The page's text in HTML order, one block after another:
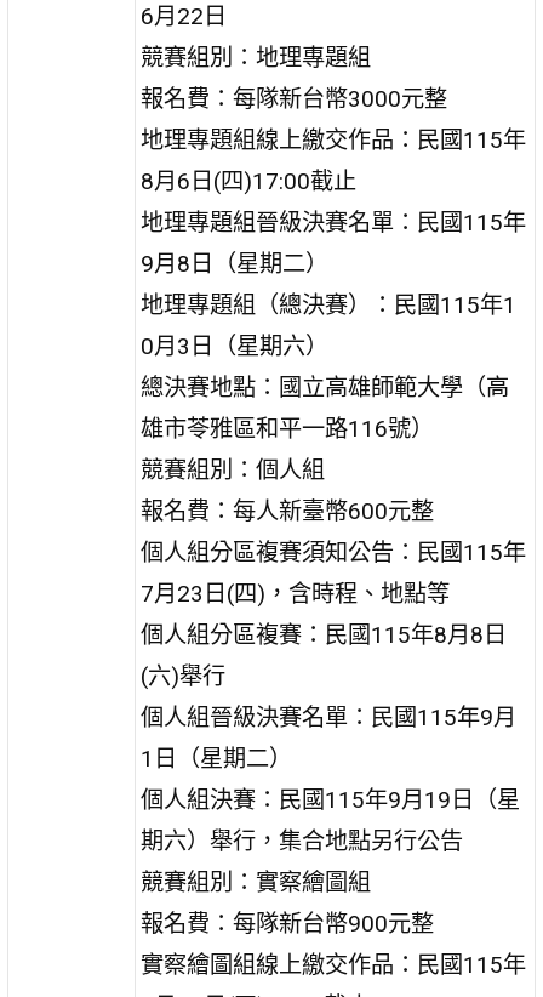
6月22日
競賽組別：地理專題組
報名費：每隊新台幣3000元整
地理專題組線上繳交作品：民國115年
8月6日(四)17:00截止
地理專題組晉級決賽名單：民國115年
9月8日（星期二）
地理專題組（總決賽）：民國115年1
0月3日（星期六）
總決賽地點：國立高雄師範大學（高
雄市苓雅區和平一路116號）
競賽組別：個人組
報名費：每人新臺幣600元整
個人組分區複賽須知公告：民國115年
7月23日(四)，含時程、地點等
個人組分區複賽：民國115年8月8日
(六)舉行
個人組晉級決賽名單：民國115年9月
1日（星期二）
個人組決賽：民國115年9月19日（星
期六）舉行，集合地點另行公告
競賽組別：實察繪圖組
報名費：每隊新台幣900元整
實察繪圖組線上繳交作品：民國115年